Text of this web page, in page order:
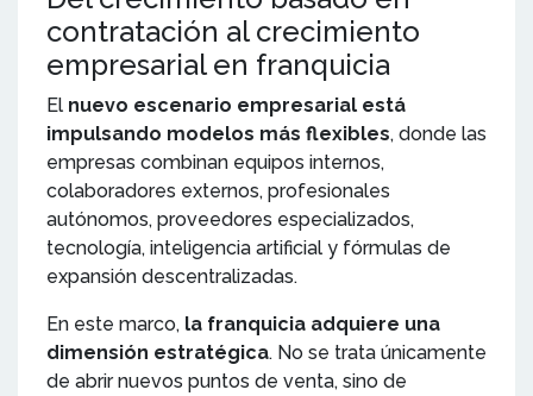
contratación al crecimiento
empresarial en franquicia
El nuevo escenario empresarial está
impulsando modelos más flexibles, donde las
empresas combinan equipos internos,
colaboradores externos, profesionales
autónomos, proveedores especializados,
tecnología, inteligencia artificial y fórmulas de
expansión descentralizadas.
En este marco, la franquicia adquiere una
dimensión estratégica. No se trata únicamente
de abrir nuevos puntos de venta, sino de